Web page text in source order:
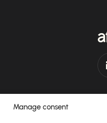
Manage consent